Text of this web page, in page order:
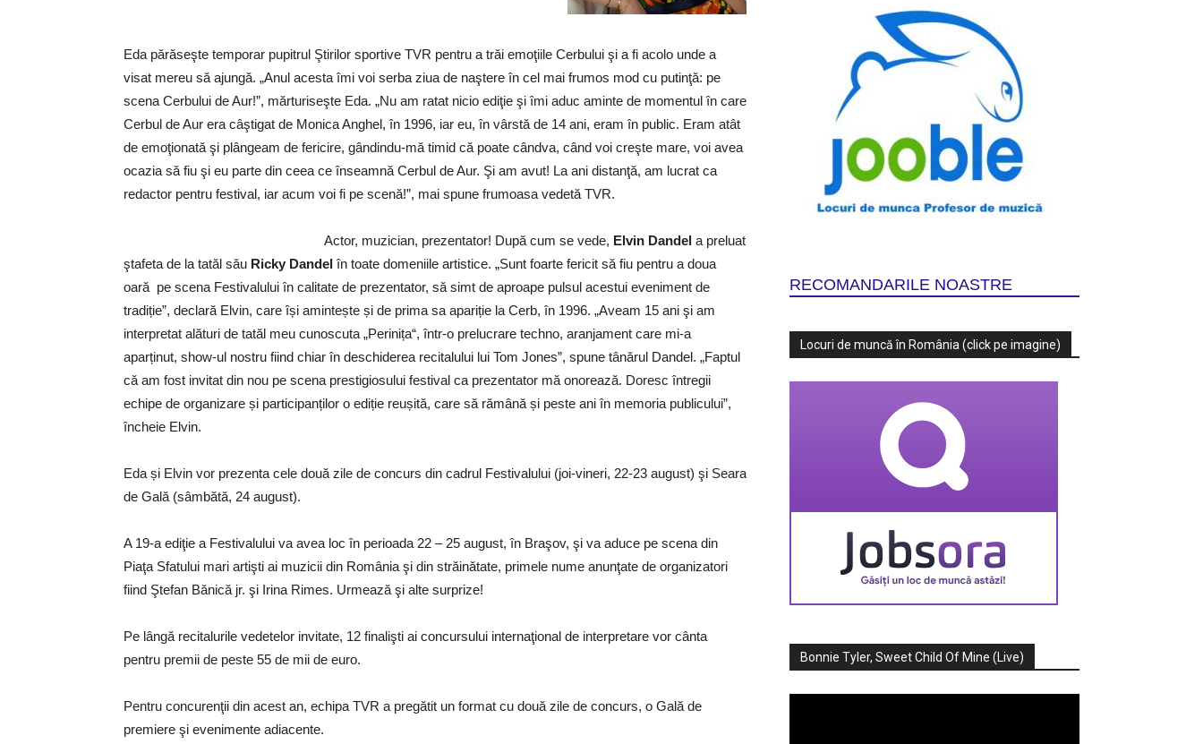
Eda părăseşte temporar pupitrul Ştirilor sportive TVR pentru a trăi emoţiile Cerbului şi a fi acolo unde a
visat mereu să ajungă. „Anul acesta îmi voi serba ziua de naştere în cel mai frumos mod cu putinţă: pe
scena Cerbului de Aur!”, mărturiseşte Eda. „Nu am ratat nicio ediţie şi îmi aduc aminte de momentul în care
Cerbul de Aur era câştigat de Monica Anghel, în 1996, iar eu, în vârstă de 14 ani, eram în public. Eram atât
de emoţionată şi plângeam de fericire, gândindu-mă timid că poate cândva, când voi creşte mare, voi avea
ocazia să fiu şi eu parte din ceea ce înseamnă Cerbul de Aur. Şi am avut! La ani distanţă, am lucrat ca
redactor pentru festival, iar acum voi fi pe scenă!”, mai spune frumoasa vedetă TVR.
Actor, muzician, prezentator! După cum se vede, Elvin Dandel a preluat
ştafeta de la tatăl său Ricky Dandel în toate domeniile artistice. „Sunt foarte fericit să fiu pentru a doua
oară pe scena Festivalului în calitate de prezentator, să simt de aproape pulsul acestui eveniment de
tradiție”, declară Elvin, care își amintește și de prima sa apariție la Cerb, în 1996. „Aveam 15 ani şi am
interpretat alături de tatăl meu cunoscuta „Perinița“, într-o prelucrare techno, aranjament care mi-a
aparținut, show-ul nostru fiind chiar în deschiderea recitalului lui Tom Jones”, spune tânărul Dandel. „Faptul
că am fost invitat din nou pe scena prestigiosului festival ca prezentator mă onorează. Doresc întregii
echipe de organizare și participanților o ediție reușită, care să rămână și peste ani în memoria publicului”,
încheie Elvin.
Eda și Elvin vor prezenta cele două zile de concurs din cadrul Festivalului (joi-vineri, 22-23 august) şi Seara
de Gală (sâmbătă, 24 august).
A 19-a ediţie a Festivalului va avea loc în perioada 22 – 25 august, în Braşov, şi va aduce pe scena din
Piaţa Sfatului mari artişti ai muzicii din România şi din străinătate, primele nume anunţate de organizatori
fiind Ştefan Bănică jr. şi Irina Rimes. Urmează şi alte surprize!
Pe lângă recitalurile vedetelor invitate, 12 finalişti ai concursului internaţional de interpretare vor cânta
pentru premii de peste 55 de mii de euro.
Pentru concurenţii din acest an, echipa TVR a pregătit un format cu două zile de concurs, o Gală de
premiere şi evenimente adiacente.
RECOMANDARILE NOASTRE
Locuri de muncă în România (click pe imagine)
Bonnie Tyler, Sweet Child Of Mine (Live)